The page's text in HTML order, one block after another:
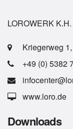
LOROWERK
Kriegerweg
+49 (0) 5382
www.loro.de
Downloads